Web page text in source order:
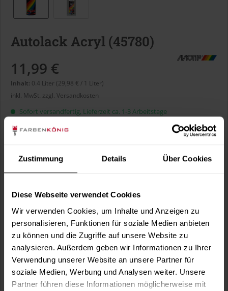
Zustimmung Details Über Cookies
Diese Webseite verwendet Cookies
Wir verwenden Cookies, um Inhalte und Anzeigen zu
personalisieren, Funktionen für soziale Medien anbieten
zu können und die Zugriffe auf unsere Website zu
analysieren. Außerdem geben wir Informationen zu Ihrer
Verwendung unserer Website an unsere Partner für
soziale Medien, Werbung und Analysen weiter. Unsere
Partner führen diese Informationen möglicherweise mit
Autolack Acryl (45780)
11,99 €
Inhalt: 0.4 Liter (29,98 € / 1 Liter)
inkl. MwSt. zzgl. Versandkosten
Sofort versandfertig, Lieferzeit ca. 1-3 Arbeitstage
Liter:
Verbrauch berechnen
In denWarenkorb